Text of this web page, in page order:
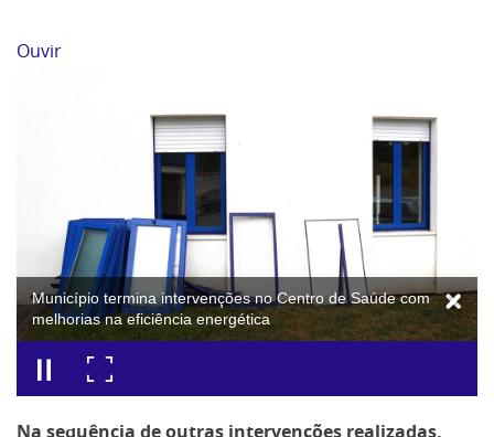
Ouvir
Município termina intervenções no Centro de Saúde com
melhorias na eficiência energética
Na sequência de outras intervenções realizadas,